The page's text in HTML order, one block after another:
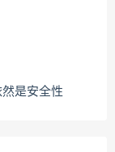
是安全性